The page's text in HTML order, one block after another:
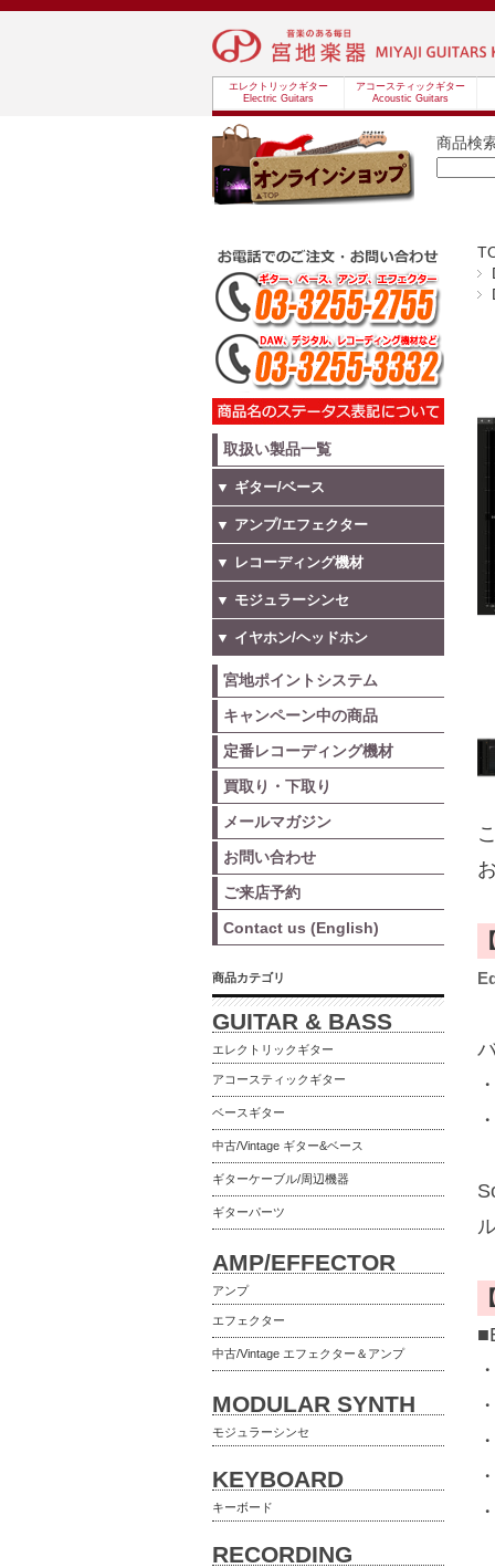
エレクトリックギター
Electric Guitars
アコースティックギター
Acoustic Guitars
商品検
取扱い製品一覧
▼ ギター/ベース
▼ アンプ/エフェクター
▼ レコーディング機材
▼ モジュラーシンセ
▼ イヤホン/ヘッドホン
宮地ポイントシステム
キャンペーン中の商品
定番レコーディング機材
買取り・下取り
メールマガジン
お問い合わせ
ご来店予約
Contact us (English)
商品カテゴリ
GUITAR & BASS
エレクトリックギター
アコースティックギター
ベースギター
中古/Vintage ギター&ベース
ギターケーブル/周辺機器
ギターパーツ
AMP/EFFECTOR
アンプ
エフェクター
中古/Vintage エフェクター＆アンプ
MODULAR SYNTH
モジュラーシンセ
KEYBOARD
キーボード
RECORDING